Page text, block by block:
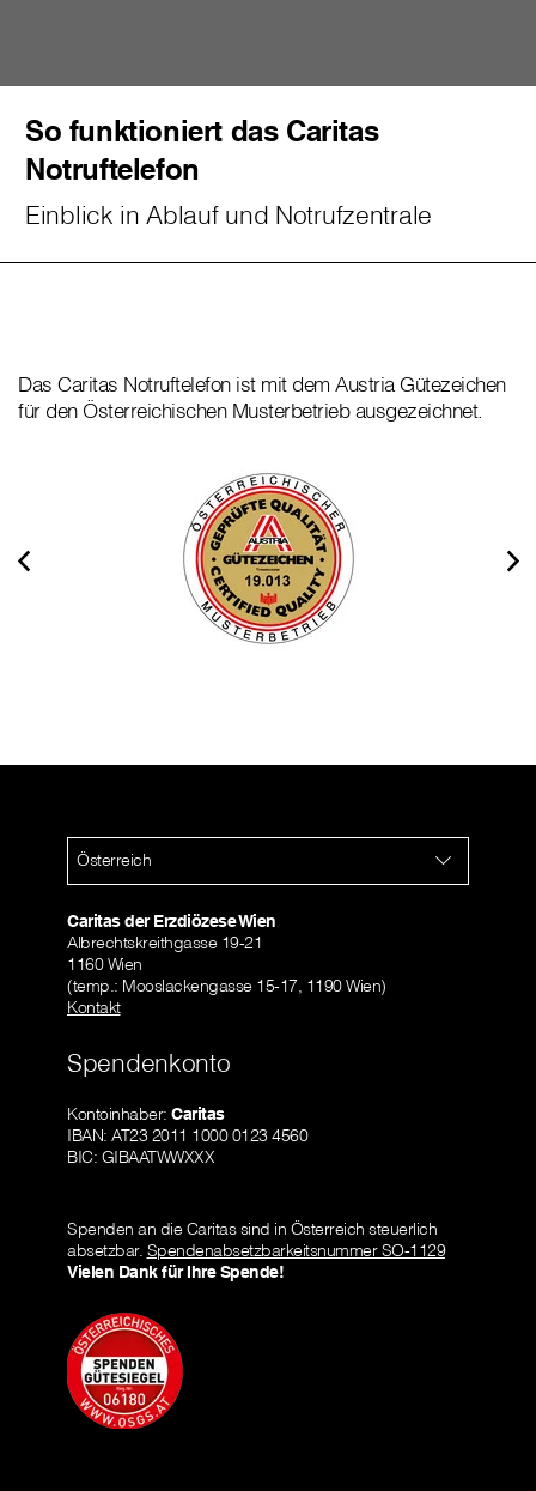
So funktioniert das Caritas
Notruftelefon
Einblick in Ablauf und Notrufzentrale
Das Caritas Notruftelefon ist mit dem Austria Gütezeichen
für den Österreichischen Musterbetrieb ausgezeichnet.
Österreich
Caritas der Erzdiözese Wien
Albrechtskreithgasse 19-21
1160 Wien
(temp.: Mooslackengasse 15-17, 1190 Wien)
Kontakt
Spendenkonto
Kontoinhaber: Caritas
IBAN: AT23 2011 1000 0123 4560
BIC: GIBAATWWXXX
Spenden an die Caritas sind in Österreich steuerlich
absetzbar. Spendenabsetzbarkeitsnummer SO-1129
Vielen Dank für Ihre Spende!